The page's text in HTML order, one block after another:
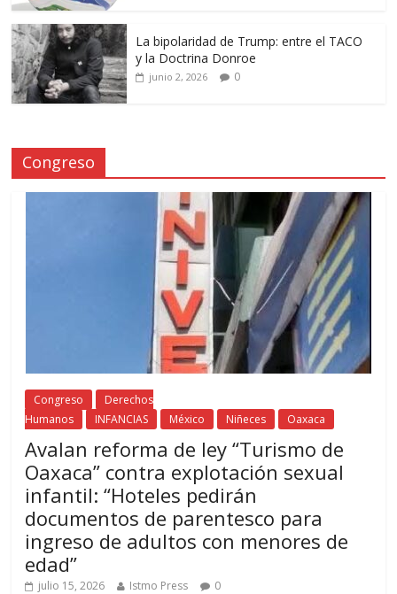
La bipolaridad de Trump: entre el TACO
y la Doctrina Donroe
junio 2, 2026 0
Congreso
Congreso
Derechos
Humanos
INFANCIAS México Niñeces Oaxaca
Avalan reforma de ley “Turismo de
Oaxaca” contra explotación sexual
infantil: “Hoteles pedirán
documentos de parentesco para
ingreso de adultos con menores de
edad”
julio 15, 2026 Istmo Press 0